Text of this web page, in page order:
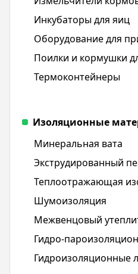
Инкубаторы для яиц
Оборудование для
Поилки и кормушки
Термоконтейнеры
Изоляционные
Минеральная вата
Экструдированный
Теплоотражающая
Шумоизоляция
Межвенцовый
Гидро-
Гидроизоляционные